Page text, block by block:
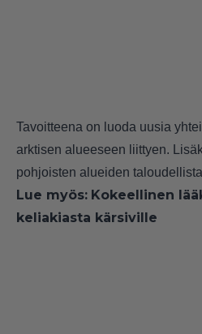
Tavoitteena on luoda uusia
arktisen alueeseen liittyen.
pohjoisten alueiden
Lue myös: Kokeellinen
keliakiasta kärsiville